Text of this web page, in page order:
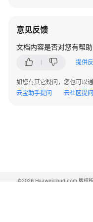
南
（LTS
使
用
用
意见反馈
文档内容是否对您有帮助
提供
如您有其它疑问，您也可以
云宝助手提问
云社区提问
©2026 Huaweicloud.com 版权